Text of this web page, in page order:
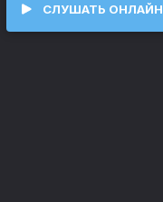
СЛУШАТЬ ОНЛАЙН